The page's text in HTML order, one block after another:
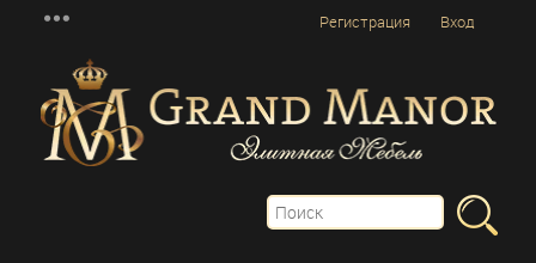
Вход
Регистрация